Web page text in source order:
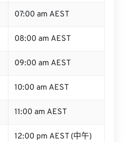
07:00 am AEST
08:00 am AEST
09:00 am AEST
10:00 am AEST
11:00 am AEST
12:00 pm AEST (中午)